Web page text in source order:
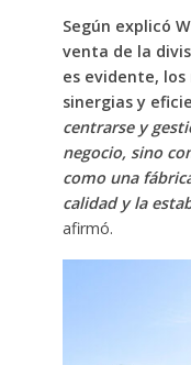
Según explicó
venta de la
es evidente,
sinergias y
centrarse y
negocio, sino
como una
calidad y la
afirmó.